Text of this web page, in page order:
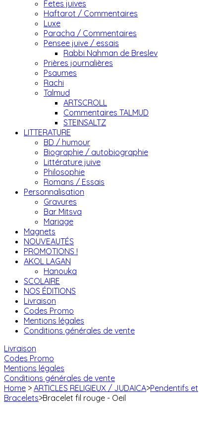
Fetes juives
Haftarot / Commentaires
Luxe
Paracha / Commentaires
Pensee juive / essais
Rabbi Nahman de Breslev
Prières journalières
Psaumes
Rachi
Talmud
ARTSCROLL
Commentaires TALMUD
STEINSALTZ
LITTERATURE
BD / humour
Biographie / autobiographie
Littérature juive
Philosophie
Romans / Essais
Personnalisation
Gravures
Bar Mitsva
Mariage
Magnets
NOUVEAUTÉS
PROMOTIONS !
AKOL LAGAN
Hanouka
SCOLAIRE
NOS ÉDITIONS
Livraison
Codes Promo
Mentions légales
Conditions générales de vente
Livraison
Codes Promo
Mentions légales
Conditions générales de vente
Home > ARTICLES RELIGIEUX / JUDAICA>Pendentifs et
Bracelets>Bracelet fil rouge - Oeil